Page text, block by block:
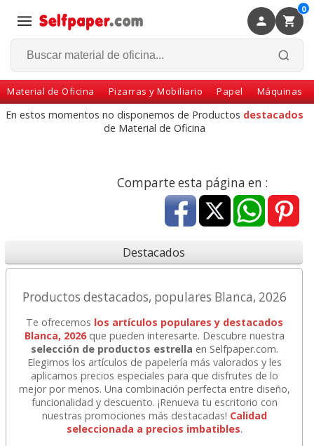
0
Material de Oficina Pizarras y Mobiliario Papel Máquinas
Volver
En estos momentos no disponemos de Productos destacados
de Material de Oficina
Comparte esta página en :
Destacados
Productos destacados, populares Blanca, 2026
Te ofrecemos los artículos populares y destacados
Blanca, 2026 que pueden interesarte. Descubre nuestra
selección de productos estrella en Selfpaper.com.
Elegimos los artículos de papelería más valorados y les
aplicamos precios especiales para que disfrutes de lo
mejor por menos. Una combinación perfecta entre diseño,
funcionalidad y descuento. ¡Renueva tu escritorio con
nuestras promociones más destacadas! Calidad
seleccionada a precios imbatibles.